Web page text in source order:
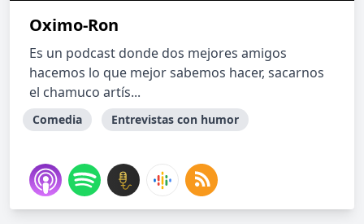
Oximo-Ron
Es un podcast donde dos mejores amigos
hacemos lo que mejor sabemos hacer, sacarnos
el chamuco artís...
Comedia Entrevistas con humor